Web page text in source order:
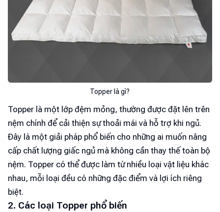
Topper là gì?
Topper là một lớp đệm mỏng, thường được đặt lên trên
nệm chính để cải thiện sự thoải mái và hỗ trợ khi ngủ.
Đây là một giải pháp phổ biến cho những ai muốn nâng
cấp chất lượng giấc ngủ mà không cần thay thế toàn bộ
nệm. Topper có thể được làm từ nhiều loại vật liệu khác
nhau, mỗi loại đều có những đặc điểm và lợi ích riêng
biệt.
2. Các loại Topper phổ biến